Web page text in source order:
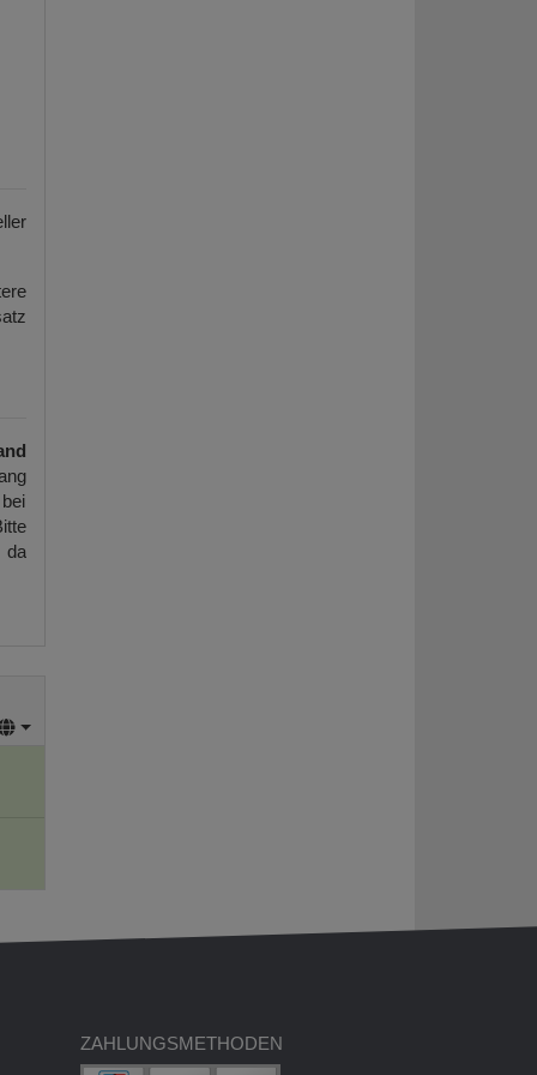
da
ZAHLUNGSMETHODEN